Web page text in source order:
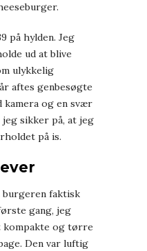
på hylden. Jeg
ud at blive
ulykkelig
aftes genbesøgte
kamera og en svær
sikker på, at jeg
på is.
burgeren faktisk
gang, jeg
kompakte og tørre
Den var luftig